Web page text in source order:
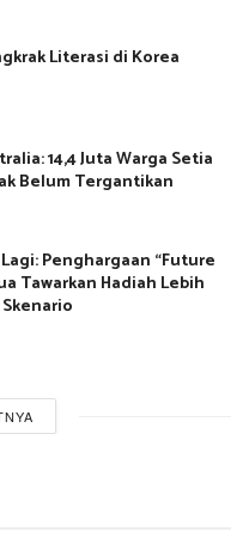
Literasi di Korea
14,4 Juta Warga Setia
Belum Tergantikan
Penghargaan “Future
Tawarkan Hadiah Lebih